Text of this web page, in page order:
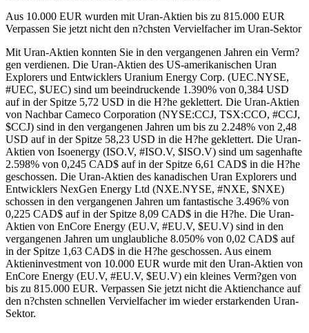
Aus 10.000 EUR wurden mit Uran-Aktien bis zu 815.000 EUR
Verpassen Sie jetzt nicht den n?chsten Vervielfacher im Uran-Sektor
Mit Uran-Aktien konnten Sie in den vergangenen Jahren ein Verm?
gen verdienen. Die Uran-Aktien des US-amerikanischen Uran
Explorers und Entwicklers Uranium Energy Corp. (UEC.NYSE,
#UEC, $UEC) sind um beeindruckende 1.390% von 0,384 USD
auf in der Spitze 5,72 USD in die H?he geklettert. Die Uran-Aktien
von Nachbar Cameco Corporation (NYSE:CCJ, TSX:CCO, #CCJ,
$CCJ) sind in den vergangenen Jahren um bis zu 2.248% von 2,48
USD auf in der Spitze 58,23 USD in die H?he geklettert. Die Uran-
Aktien von Isoenergy (ISO.V, #ISO.V, $ISO.V) sind um sagenhafte
2.598% von 0,245 CAD$ auf in der Spitze 6,61 CAD$ in die H?he
geschossen. Die Uran-Aktien des kanadischen Uran Explorers und
Entwicklers NexGen Energy Ltd (NXE.NYSE, #NXE, $NXE)
schossen in den vergangenen Jahren um fantastische 3.496% von
0,225 CAD$ auf in der Spitze 8,09 CAD$ in die H?he. Die Uran-
Aktien von EnCore Energy (EU.V, #EU.V, $EU.V) sind in den
vergangenen Jahren um unglaubliche 8.050% von 0,02 CAD$ auf
in der Spitze 1,63 CAD$ in die H?he geschossen. Aus einem
Aktieninvestment von 10.000 EUR wurde mit den Uran-Aktien von
EnCore Energy (EU.V, #EU.V, $EU.V) ein kleines Verm?gen von
bis zu 815.000 EUR. Verpassen Sie jetzt nicht die Aktienchance auf
den n?chsten schnellen Vervielfacher im wieder erstarkenden Uran-
Sektor.